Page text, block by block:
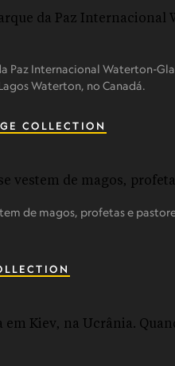
Paz Internacional Waterton-
Waterton, no Canadá.
COLLECTION
de magos, profetas e